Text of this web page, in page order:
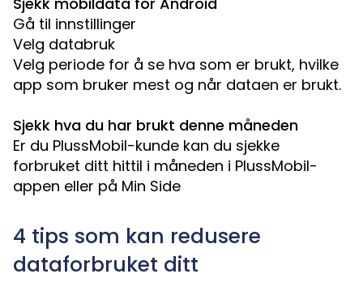
Gå til innstillinger
Velg databruk
Velg periode for å se hva som er brukt, hvilke
app som bruker mest og når dataen er brukt.
Sjekk hva du har brukt denne måneden
Er du PlussMobil-kunde kan du sjekke
forbruket ditt hittil i måneden i PlussMobil-
appen eller på Min Side
4 tips som kan redusere
dataforbruket ditt